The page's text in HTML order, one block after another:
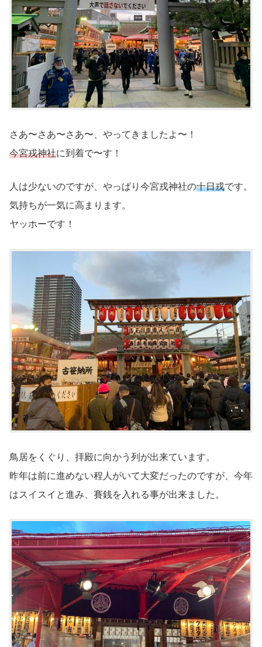
さあ〜さあ〜さあ〜、やってきましたよ〜！
今宮戎神社に到着で〜す！
人は少ないのですが、やっぱり今宮戎神社の十日戎です。
気持ちが一気に高まります。
ヤッホーです！
鳥居をくぐり、拝殿に向かう列が出来ています。
昨年は前に進めない程人がいて大変だったのですが、今年
はスイスイと進み、賽銭を入れる事が出来ました。